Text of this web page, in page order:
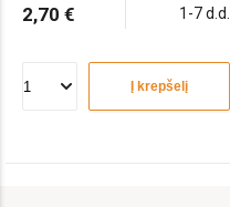
2,70 € 1-7 d.d.
Į krepšelį